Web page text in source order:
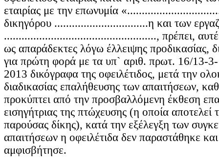
εταιρίας με την επωνυμία
δικηγόρου ................................η και των
...................................................., πρέπει,
ως απαράδεκτες λόγω έλλειψης προδικασίας,
για πρώτη φορά με τα υπ` αριθ. πρωτ. 16/13-
2013 δικόγραφα της οφειλέτιδος, μετά την
διαδικασίας επαλήθευσης των απαιτήσεων,
προκύπτει από την προσβαλλόμενη έκθεση
εισηγήτριας της πτώχευσης (η οποία αποτελεί
παρούσας δίκης), κατά την εξέλεγξη των
απαιτήσεων η οφειλέτιδα δεν παραστάθηκε
αμφισβήτησε.